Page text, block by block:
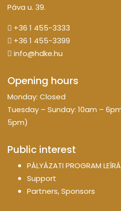
Páva u. 39.
+36 1 455-3333
+36 1 455-3399
info@hdke.hu
Opening hours
Monday: Closed
Tuesday – Sunday: 10am –
5pm)
Public interest
PÁLYÁZATI PROGRAM
Support
Partners, Sponsors